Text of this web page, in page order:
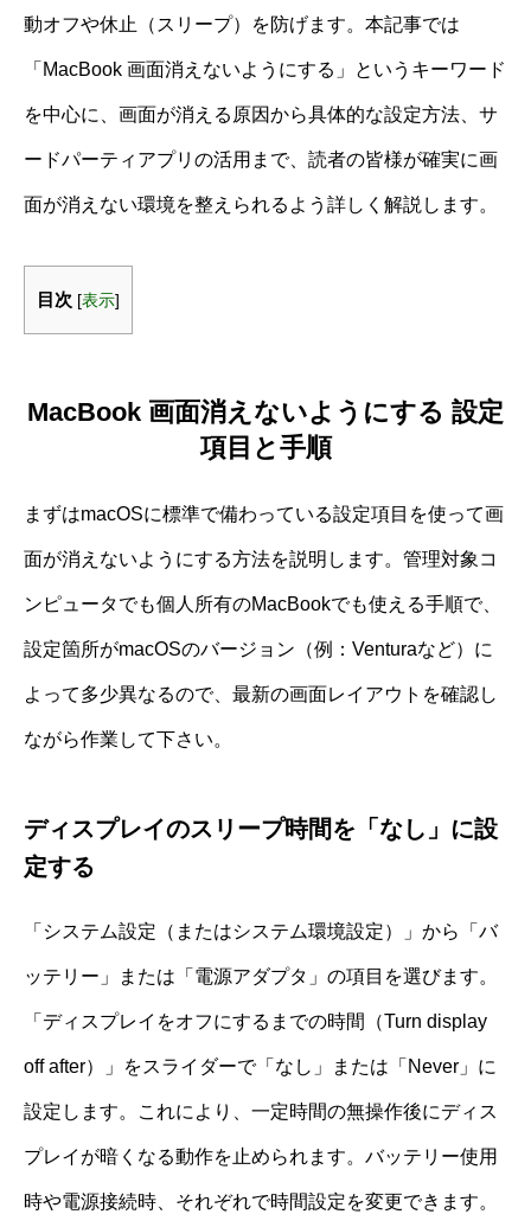
動オフや休止（スリープ）を防げます。本記事では
「MacBook 画面消えないようにする」というキーワード
を中心に、画面が消える原因から具体的な設定方法、サ
ードパーティアプリの活用まで、読者の皆様が確実に画
面が消えない環境を整えられるよう詳しく解説します。
目次 [表示]
MacBook 画面消えないようにする 設定
項目と手順
まずはmacOSに標準で備わっている設定項目を使って画
面が消えないようにする方法を説明します。管理対象コ
ンピュータでも個人所有のMacBookでも使える手順で、
設定箇所がmacOSのバージョン（例：Venturaなど）に
よって多少異なるので、最新の画面レイアウトを確認し
ながら作業して下さい。
ディスプレイのスリープ時間を「なし」に設
定する
「システム設定（またはシステム環境設定）」から「バ
ッテリー」または「電源アダプタ」の項目を選びます。
「ディスプレイをオフにするまでの時間（Turn display
off after）」をスライダーで「なし」または「Never」に
設定します。これにより、一定時間の無操作後にディス
プレイが暗くなる動作を止められます。バッテリー使用
時や電源接続時、それぞれで時間設定を変更できます。